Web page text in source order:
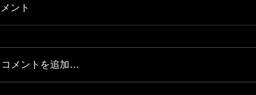
ント
コメントを追加…